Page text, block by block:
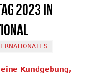
2023 in
eine Kundgebung,